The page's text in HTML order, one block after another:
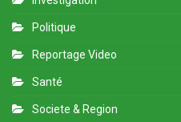
Politique
Reportage Video
Santé
Societe & Region